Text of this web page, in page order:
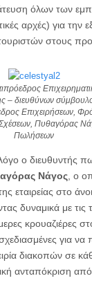
όλων των
αρχές) για την
τουριστών στους
– διευθύνων
Επιχειρήσεων,
Πυθαγόρας
Πωλήσεων
ο διευθυντής
Νάγος, ο
εταιρείας στο
δυναμικά με τις
κρουαζιέρες
σχεδιασμένες για
διακοπών σε
ανταπόκριση από